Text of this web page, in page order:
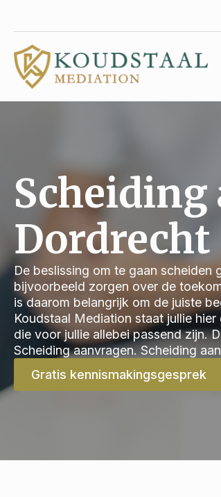
Scheiding
Dordrecht
De beslissing om te gaan scheiden
bijvoorbeeld zorgen over de
is daarom belangrijk om de juiste
Koudstaal Mediation staat jullie
die voor jullie allebei passend zijn.
Scheiding aanvragen. Scheiding
Gratis kennismakingsgesprek